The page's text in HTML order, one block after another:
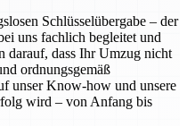
Schlüsselübergabe – der
uns fachlich begleitet und
darauf, dass Ihr Umzug nicht
ordnungsgemäß
unser Know-how und unsere
wird – von Anfang bis